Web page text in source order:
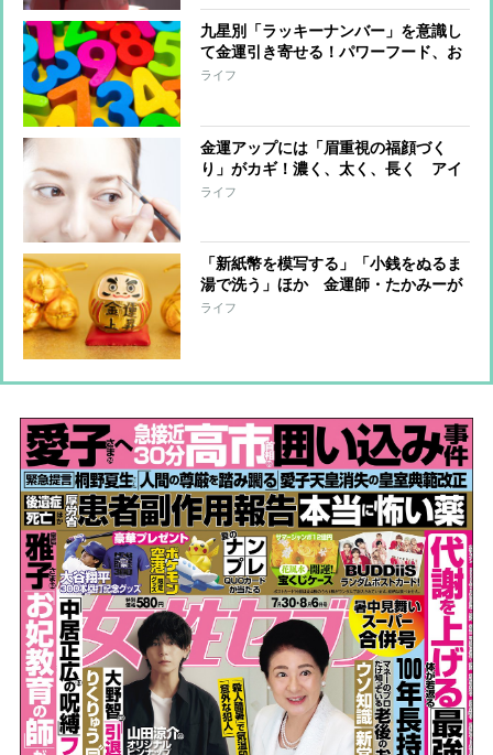
九星別「ラッキーナンバー」を意識し
て金運引き寄せる！パワーフード、お
掃除すべきエリアは？
ライフ
金運アップには「眉重視の福顔づく
り」がカギ！濃く、太く、長く アイ
カラーはゴールド・グリーンを
ライフ
「新紙幣を模写する」「小銭をぬるま
湯で洗う」ほか 金運師・たかみーが
教える金運招来のアクション
ライフ